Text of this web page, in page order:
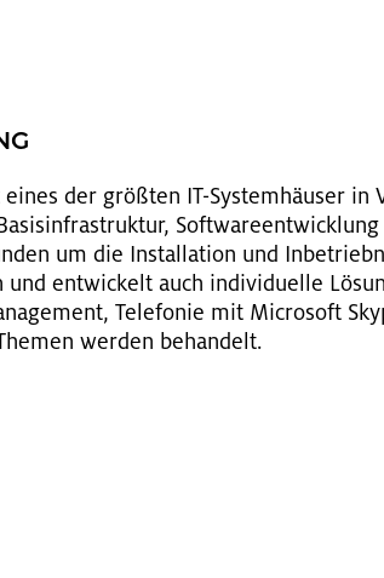
der grö­ß­ten IT-Sys­tem­häu­ser
um die In­stal­la­ti­on und
und ent­wi­ckelt auch in­di­vi­du­el­le
Te­le­fo­nie mit Mi­cro­soft
wer­den be­han­delt.